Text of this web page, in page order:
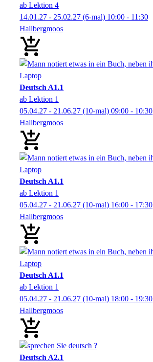
ab Lektion 4
14.01.27 - 25.02.27 (6-mal) 10:00 - 11:30
Hallbergmoos
Deutsch A1.1
ab Lektion 1
05.04.27 - 21.06.27 (10-mal) 09:00 - 10:30
Hallbergmoos
Deutsch A1.1
ab Lektion 1
05.04.27 - 21.06.27 (10-mal) 16:00 - 17:30
Hallbergmoos
Deutsch A1.1
ab Lektion 1
05.04.27 - 21.06.27 (10-mal) 18:00 - 19:30
Hallbergmoos
Deutsch A2.1